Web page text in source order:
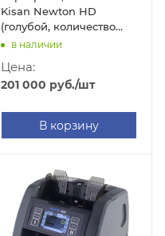
Kisan Newton HD
(голубой, количество
карманов 1+1,
в наличии
Цена:
201 000 руб./шт
В корзину